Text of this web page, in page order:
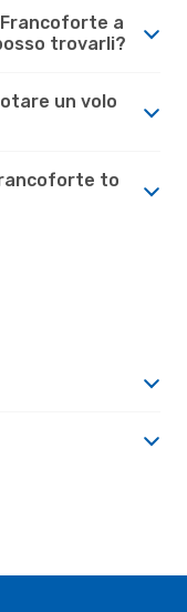
a
trovarli?
un volo
to